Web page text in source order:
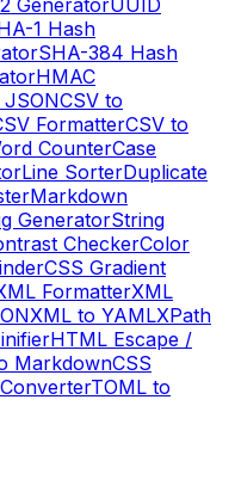
GeneratorUUID
1 Hash
SHA-384 Hash
HMAC
CSV to
FormatterCSV to
CounterCase
Line SorterDuplicate
Markdown
GeneratorString
CheckerColor
CSS Gradient
FormatterXML
XML to YAMLXPath
HTML Escape /
MarkdownCSS
TOML to